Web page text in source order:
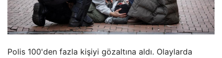
Polis 100'den fazla kişiyi gözaltına aldı. Olaylarda